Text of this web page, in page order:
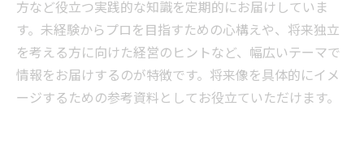
方など役立つ実践的な知識を定期的にお届けしていま
す。未経験からプロを目指すための心構えや、将来独立
を考える方に向けた経営のヒントなど、幅広いテーマで
情報をお届けするのが特徴です。将来像を具体的にイメ
ージするための参考資料としてお役立ていただけます。